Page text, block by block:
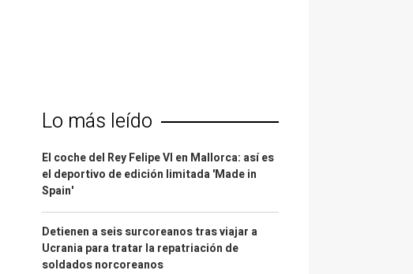
Lo más leído
El coche del Rey Felipe VI en Mallorca: así es
el deportivo de edición limitada 'Made in
Spain'
Detienen a seis surcoreanos tras viajar a
Ucrania para tratar la repatriación de
soldados norcoreanos